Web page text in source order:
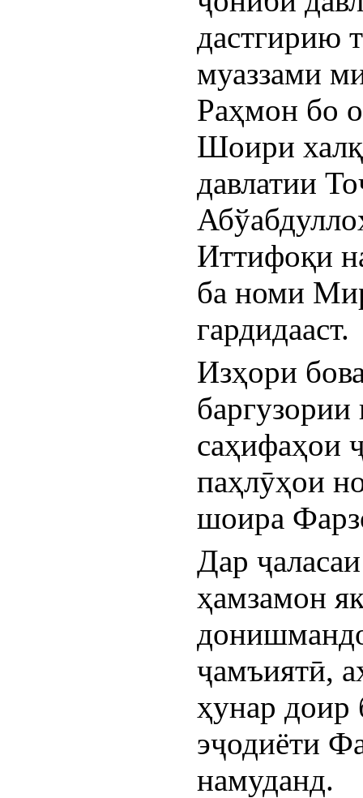
дастгирию
муаззами
Раҳмон бо
Шоири
давлатии
Иттифоқи
ба номи
гардидааст.
Изҳори
саҳифаҳои
паҳлӯҳои
шоира
Дар
ҳамзамон
ҷамъиятӣ,
ҳунар доир
эҷодиёти
намуданд.